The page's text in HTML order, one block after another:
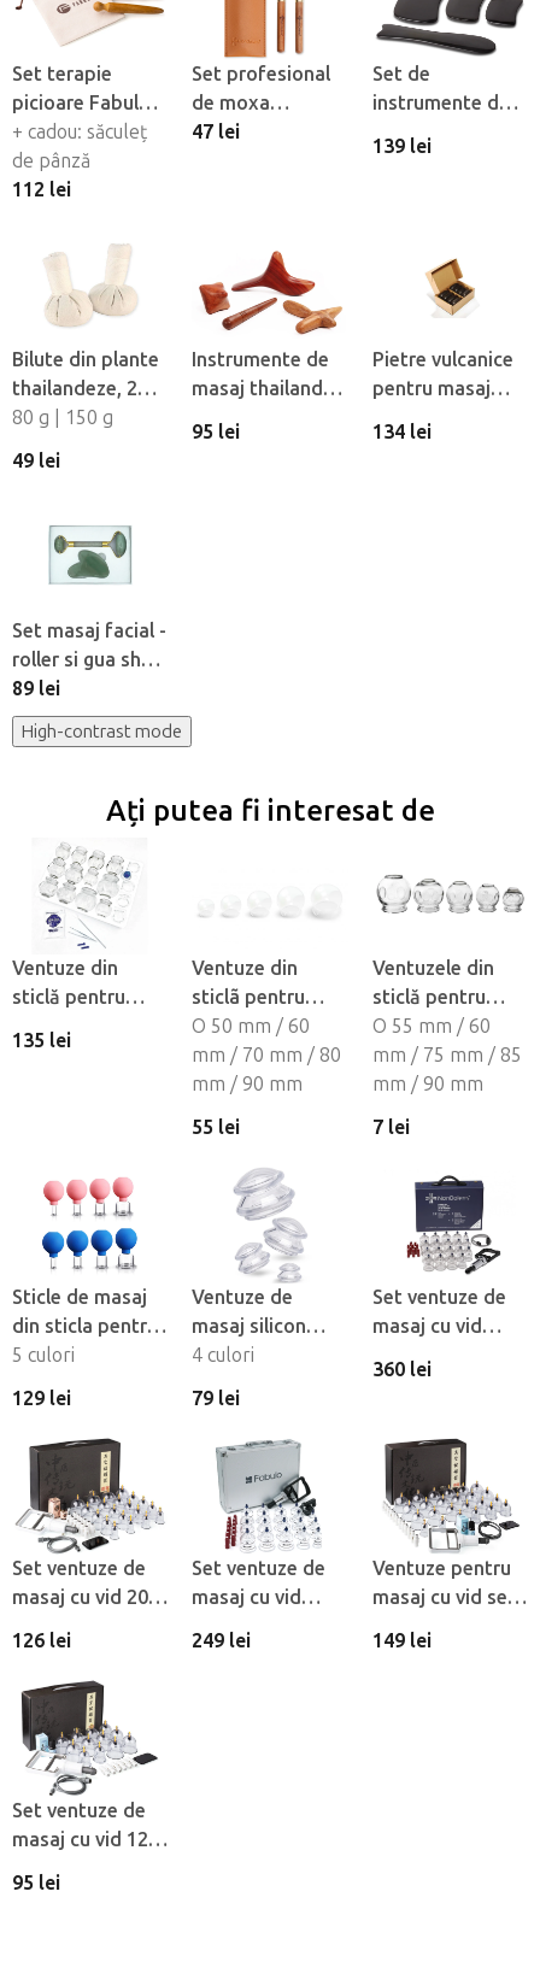
Set terapie
picioare Fabulo
Set terapie, 3
buc
+ cadou: săculeț
de pânză
112 lei
Set profesional
de moxa
NonDolens® cu
47 lei
Set de
instrumente de
masaj
139 lei
Bilute din plante
thailandeze, 2
buc
80 g | 150 g
49 lei
Instrumente de
masaj thailandez
din lemn, 4 buc
95 lei
Pietre vulcanice
pentru masaj
Fabulo Large, 8
134 lei
Set masaj facial -
roller si gua sha
Jadeite
89 lei
High-contrast mode
Ați putea fi interesat de
Ventuze din
sticlă pentru
terapie cu
135 lei
Ventuze din
sticlã pentru
terapia cu
ventuze - cu
perete subtire
O 50 mm / 60
mm / 70 mm / 80
mm / 90 mm
55 lei
Ventuzele din
sticlă pentru
terapie cu
ventuze Fabulo -
cu perete gros
O 55 mm / 60
mm / 75 mm / 85
mm / 90 mm
7 lei
Sticle de masaj
din sticla pentru
fata si corp, set
5 culori
129 lei
Ventuze de
masaj silicon
Fabulo
Mushroom - set,
4 culori
79 lei
Set ventuze de
masaj cu vid
NonDolens 19
360 lei
Set ventuze de
masaj cu vid 20
126 lei
Set ventuze de
masaj cu vid
Fabulo Luxury 19
249 lei
Ventuze pentru
masaj cu vid set
de 24 buc
149 lei
Set ventuze de
masaj cu vid 12
buc
95 lei